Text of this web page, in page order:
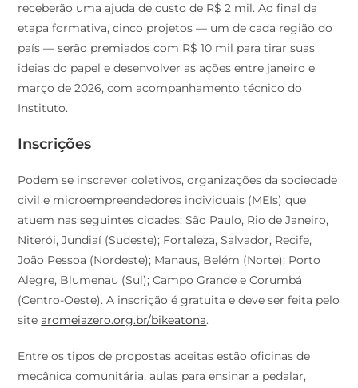
receberão uma ajuda de custo de R$ 2 mil. Ao final da
etapa formativa, cinco projetos — um de cada região do
país — serão premiados com R$ 10 mil para tirar suas
ideias do papel e desenvolver as ações entre janeiro e
março de 2026, com acompanhamento técnico do
Instituto.
Inscrições
Podem se inscrever coletivos, organizações da sociedade
civil e microempreendedores individuais (MEIs) que
atuem nas seguintes cidades: São Paulo, Rio de Janeiro,
Niterói, Jundiaí (Sudeste); Fortaleza, Salvador, Recife,
João Pessoa (Nordeste); Manaus, Belém (Norte); Porto
Alegre, Blumenau (Sul); Campo Grande e Corumbá
(Centro-Oeste). A inscrição é gratuita e deve ser feita pelo
sitearomeiazero.org.br/bikeatona.
Entre os tipos de propostas aceitas estão oficinas de
mecânica comunitária, aulas para ensinar a pedalar,